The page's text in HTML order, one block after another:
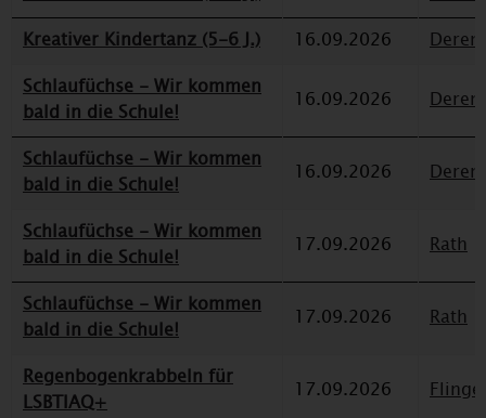
Kreativer Kindertanz (5-6 J.)
16.09.2026
Schlaufüchse - Wir kommen
bald in die Schule!
16.09.2026
Schlaufüchse - Wir kommen
bald in die Schule!
16.09.2026
Schlaufüchse - Wir kommen
bald in die Schule!
17.09.2026 Rath
Schlaufüchse - Wir kommen
bald in die Schule!
17.09.2026 Rath
Regenbogenkrabbeln für
LSBTIAQ+
17.09.2026